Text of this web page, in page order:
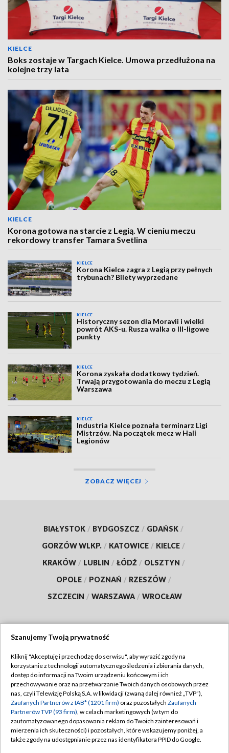
KIELCE
Boks zostaje w Targach Kielce. Umowa przedłużona na
kolejne trzy lata
KIELCE
Korona gotowa na starcie z Legią. W cieniu meczu
rekordowy transfer Tamara Svetlina
KIELCE
Korona Kielce zagra z Legią przy pełnych
trybunach? Bilety wyprzedane
KIELCE
Historyczny sezon dla Moravii i wielki
powrót AKS-u. Rusza walka o III-ligowe
punkty
KIELCE
Korona zyskała dodatkowy tydzień.
Trwają przygotowania do meczu z Legią
Warszawa
KIELCE
Industria Kielce poznała terminarz Ligi
Mistrzów. Na początek mecz w Hali
Legionów
ZOBACZ WIĘCEJ
BIAŁYSTOK / BYDGOSZCZ / GDAŃSK /
GORZÓW WLKP. / KATOWICE / KIELCE /
KRAKÓW / LUBLIN / ŁÓDŹ / OLSZTYN /
OPOLE / POZNAŃ / RZESZÓW /
SZCZECIN / WARSZAWA / WROCŁAW
TVP
Abonament TVP
Emisja w TVP
Centrum informacji TVP
Naziemna Telewizja Cyfrowa
Regulamin TVP
Polityka prywatności
Moje zgody
Pomoc
Szanujemy Twoją prywatność
Kliknij "Akceptuję i przechodzę do serwisu", aby wyrazić zgody na
korzystanie z technologii automatycznego śledzenia i zbierania danych,
dostęp do informacji na Twoim urządzeniu końcowym i ich
przechowywanie oraz na przetwarzanie Twoich danych osobowych przez
nas, czyli Telewizję Polską S.A. w likwidacji (zwaną dalej również „TVP”),
Zaufanych Partnerów z IAB* (1201 firm) oraz pozostałych Zaufanych
Partnerów TVP (93 firm), w celach marketingowych (w tym do
zautomatyzowanego dopasowania reklam do Twoich zainteresowań i
mierzenia ich skuteczności) i pozostałych, które wskazujemy poniżej, a
także zgody na udostępnianie przez nas identyfikatora PPID do Google.